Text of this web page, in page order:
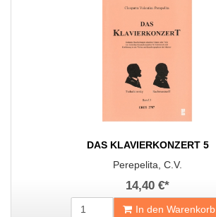
DAS KLAVIERKONZERT 5
Perepelita, C.V.
14,40 €*
In den Warenkorb